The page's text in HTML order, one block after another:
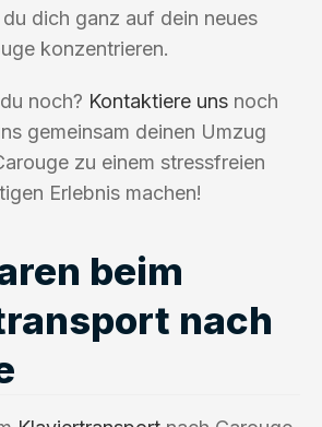
dich ganz auf dein neues
konzentrieren.
noch? Kontaktiere uns noch
gemeinsam deinen Umzug
zu einem stressfreien
Erlebnis machen!
beim
nach